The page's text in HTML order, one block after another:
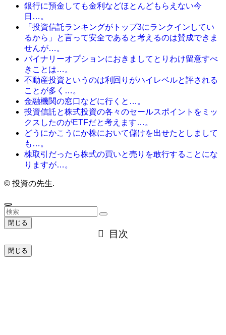
銀行に預金しても金利などほとんどもらえない今
日…。
「投資信託ランキングがトップ3にランクインしてい
るから」と言って安全であると考えるのは賛成できま
せんが…。
バイナリーオプションにおきましてとりわけ留意すべ
きことは…。
不動産投資というのは利回りがハイレベルと評される
ことが多く…。
金融機関の窓口などに行くと…。
投資信託と株式投資の各々のセールスポイントをミッ
クスしたのがETFだと考えます…。
どうにかこうにか株において儲けを出せたとしまして
も…。
株取引だったら株式の買いと売りを敢行することにな
りますが…。
© 投資の先生.
閉じる
目次
閉じる